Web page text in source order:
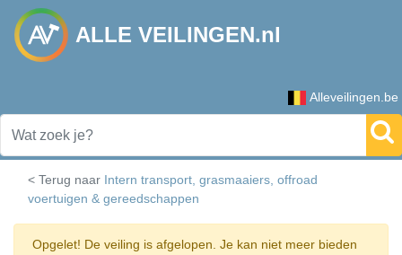
ALLE VEILINGEN.nl
Alleveilingen.be
< Terug naar Intern transport, grasmaaiers, offroad
voertuigen & gereedschappen
Opgelet! De veiling is afgelopen. Je kan niet meer bieden